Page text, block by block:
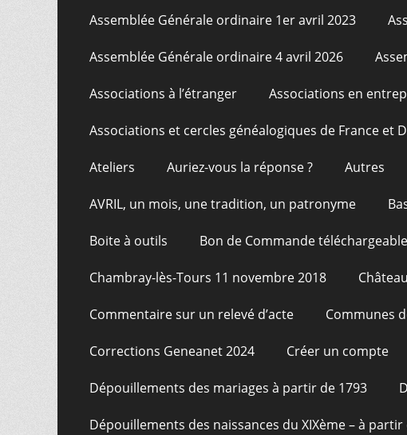
Assemblée Générale ordinaire 1er avril 2023
Assemblée Générale ordinaire 4 avril 2026
Associations à l’étranger Associations en
Associations et cercles généalogiques de France et
Ateliers Auriez-vous la réponse ? Autres
AVRIL, un mois, une tradition, un patronyme
Boite à outils Bon de Commande téléchargeable
Chambray-lès-Tours 11 novembre 2018
Commentaire sur un relevé d’acte Communes
Corrections Geneanet 2024 Créer un compte
Dépouillements des mariages à partir de 1793
Dépouillements des naissances du XIXème – à partir